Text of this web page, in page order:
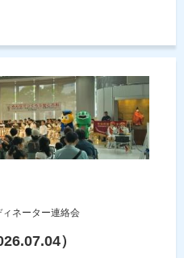
ネーター連絡会
）